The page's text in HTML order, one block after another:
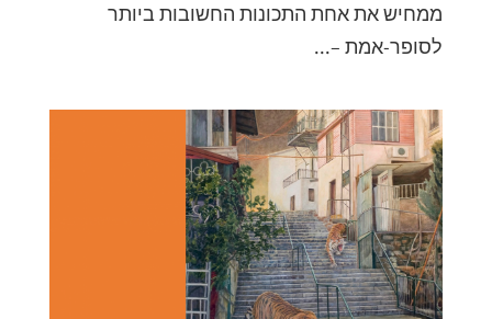
ממחיש את אחת התכונות החשובות ביותר
לסופר-אמת –...